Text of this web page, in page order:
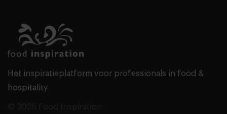
Het inspiratieplatform voor professionals in food &
hospitality